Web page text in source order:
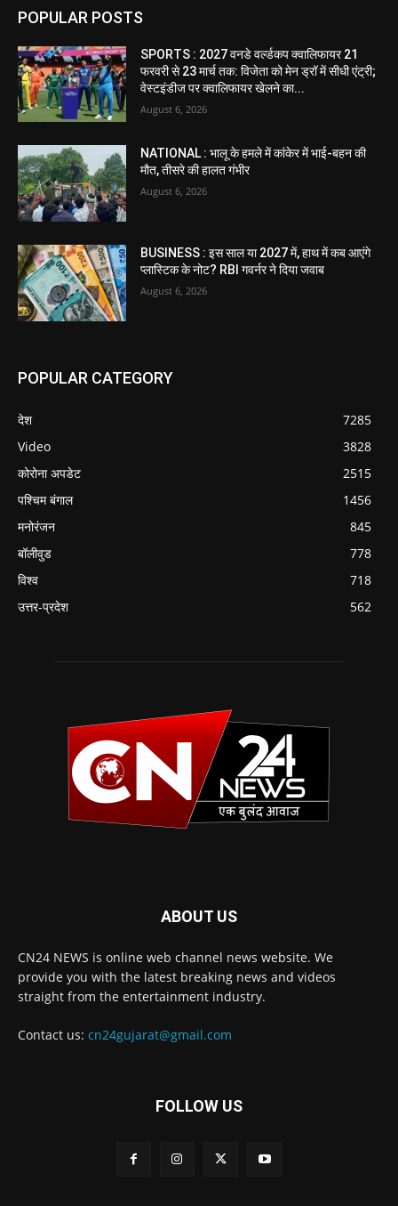
POPULAR POSTS
SPORTS : 2027 वनडे वर्ल्डकप क्वालिफायर 21
फरवरी से 23 मार्च तक: विजेता को मेन ड्रॉ में सीधी एंट्री;
वेस्टइंडीज पर क्वालिफायर खेलने का...
August 6, 2026
NATIONAL : भालू के हमले में कांकेर में भाई-बहन की
मौत, तीसरे की हालत गंभीर
August 6, 2026
BUSINESS : इस साल या 2027 में, हाथ में कब आएंगे
प्लास्टिक के नोट? RBI गवर्नर ने दिया जवाब
August 6, 2026
POPULAR CATEGORY
देश
7285
Video
3828
कोरोना अपडेट
2515
पश्चिम बंगाल
1456
मनोरंजन
845
बॉलीवुड
778
विश्व
718
उत्तर-प्रदेश
562
ABOUT US
CN24 NEWS is online web channel news website. We
provide you with the latest breaking news and videos
straight from the entertainment industry.
Contact us: cn24gujarat@gmail.com
FOLLOW US